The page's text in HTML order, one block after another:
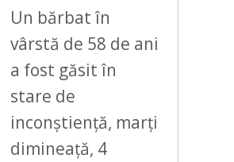
Un bărbat în
vârstă de 58 de ani
a fost găsit în
stare de
inconștiență, marți
dimineață, 4